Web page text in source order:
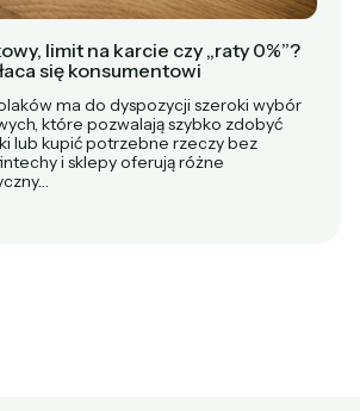
limit na karcie czy „raty 0%”?
się konsumentowi
ma do dyspozycji szeroki wybór
które pozwalają szybko zdobyć
lub kupić potrzebne rzeczy bez
i sklepy oferują różne